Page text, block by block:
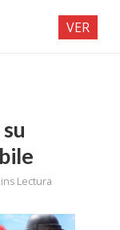
Lectura
VER